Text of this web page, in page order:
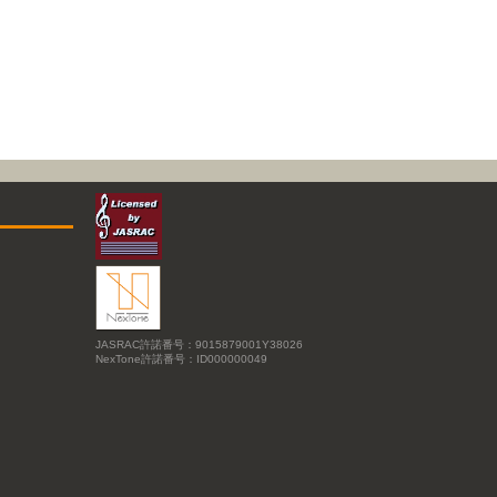
JASRAC許諾番号：9015879001Y38026
NexTone許諾番号：ID000000049